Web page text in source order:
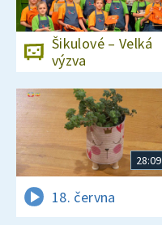
Šikulové – Velká
výzva
28:09
18. června